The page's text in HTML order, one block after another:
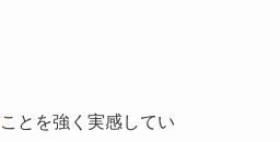
ことを強く実感してい